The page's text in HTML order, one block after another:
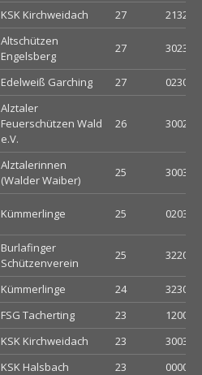
KSK Kirchweidach 27
Altschützen
Engelsberg
27
Edelweiß Garching 27
Alztaler
Feuerschützen Wald
e.V.
26
Alztalerinnen
(Walder Waiber)
25
Kümmerlinge 25
Burlafinger
Schützenverein
25
Kümmerlinge 24
FSG Tacherting 23
KSK Kirchweidach 23
KSK Halsbach 23